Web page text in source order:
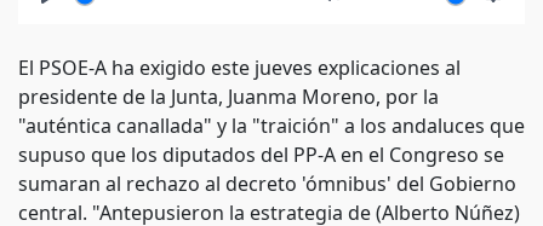
El PSOE-A ha exigido este jueves explicaciones al
presidente de la Junta, Juanma Moreno, por la
"auténtica canallada" y la "traición" a los andaluces que
supuso que los diputados del PP-A en el Congreso se
sumaran al rechazo al decreto 'ómnibus' del Gobierno
central. "Antepusieron la estrategia de (Alberto Núñez)